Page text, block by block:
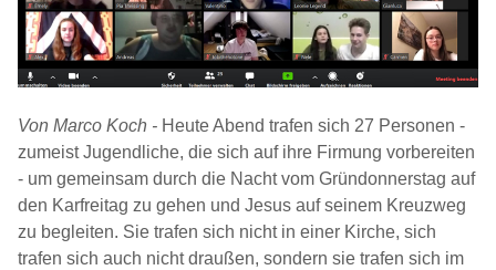
Von Marco Koch - Heute Abend trafen sich 27 Personen -
zumeist Jugendliche, die sich auf ihre Firmung vorbereiten
- um gemeinsam durch die Nacht vom Gründonnerstag auf
den Karfreitag zu gehen und Jesus auf seinem Kreuzweg
zu begleiten. Sie trafen sich nicht in einer Kirche, sich
trafen sich auch nicht draußen, sondern sie trafen sich im